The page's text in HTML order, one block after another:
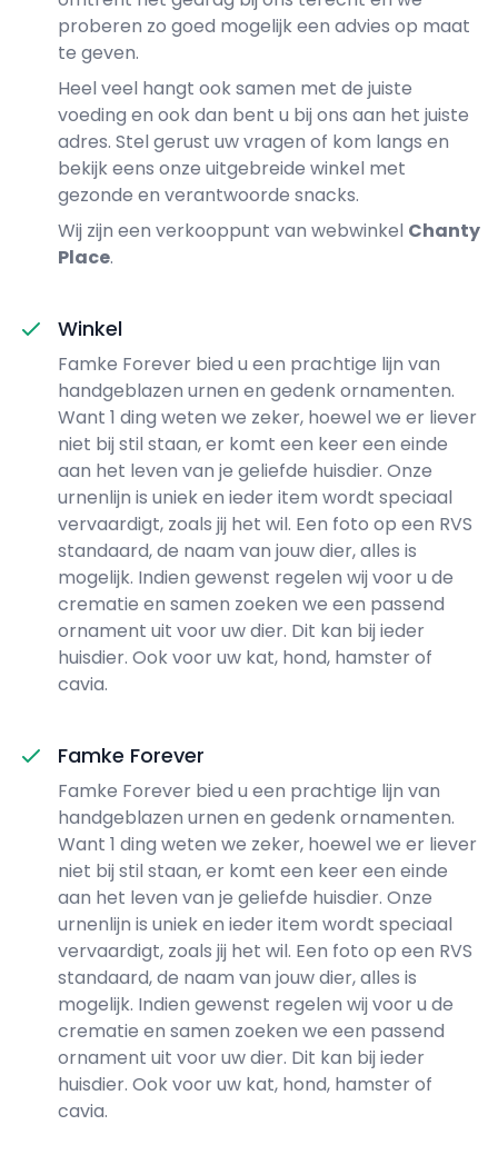
proberen zo goed mogelijk een advies op maat
te geven.
Heel veel hangt ook samen met de juiste
voeding en ook dan bent u bij ons aan het juiste
adres. Stel gerust uw vragen of kom langs en
bekijk eens onze uitgebreide winkel met
gezonde en verantwoorde snacks.
Wij zijn een verkooppunt van webwinkel Chanty
Place.
Winkel
Famke Forever bied u een prachtige lijn van
handgeblazen urnen en gedenk ornamenten.
Want 1 ding weten we zeker, hoewel we er liever
niet bij stil staan, er komt een keer een einde
aan het leven van je geliefde huisdier. Onze
urnenlijn is uniek en ieder item wordt speciaal
vervaardigt, zoals jij het wil. Een foto op een RVS
standaard, de naam van jouw dier, alles is
mogelijk. Indien gewenst regelen wij voor u de
crematie en samen zoeken we een passend
ornament uit voor uw dier. Dit kan bij ieder
huisdier. Ook voor uw kat, hond, hamster of
cavia.
Famke Forever
Famke Forever bied u een prachtige lijn van
handgeblazen urnen en gedenk ornamenten.
Want 1 ding weten we zeker, hoewel we er liever
niet bij stil staan, er komt een keer een einde
aan het leven van je geliefde huisdier. Onze
urnenlijn is uniek en ieder item wordt speciaal
vervaardigt, zoals jij het wil. Een foto op een RVS
standaard, de naam van jouw dier, alles is
mogelijk. Indien gewenst regelen wij voor u de
crematie en samen zoeken we een passend
ornament uit voor uw dier. Dit kan bij ieder
huisdier. Ook voor uw kat, hond, hamster of
cavia.